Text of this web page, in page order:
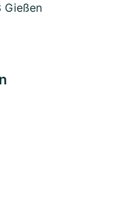
Gießen